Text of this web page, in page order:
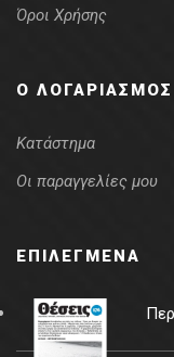
Όροι Χρήσης
Ο
Κατάστημα
Οι παραγγελίες μου
ΕΠΙΛΕΓΜΈΝΑ